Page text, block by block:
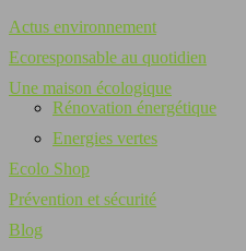
Actus environnement
Ecoresponsable au quotidien
Une maison écologique
Rénovation énergétique
Energies vertes
Ecolo Shop
Prévention et sécurité
Blog